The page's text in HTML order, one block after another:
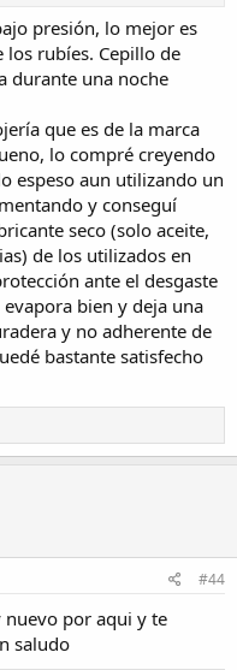
Tapatalk
presión, lo mejor es
rubíes. Cepillo de
durante una noche
que es de la marca
lo compré creyendo
espeso aun utilizando un
y conseguí
seco (solo aceite,
de los utilizados en
ante el desgaste
bien y deja una
y no adherente de
bastante satisfecho
#44
nuevo por aqui y te
saludo